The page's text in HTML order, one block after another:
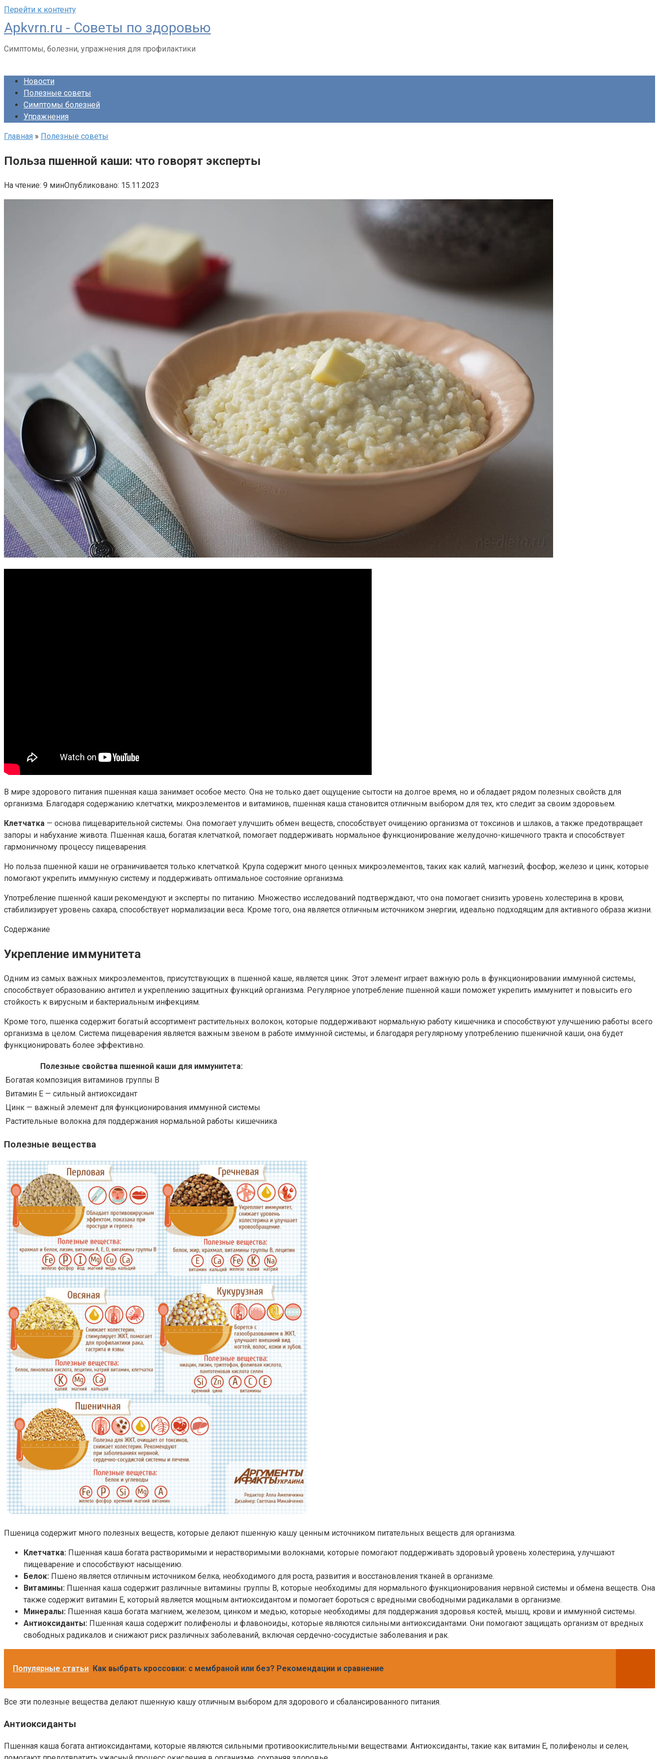
Перейти к контенту
Apkvrn.ru - Советы по здоровью
Симптомы, болезни, упражнения для профилактики
Новости
Полезные советы
Симптомы болезней
Упражнения
Главная » Полезные советы
Польза пшенной каши: что говорят эксперты
На чтение: 9 минОпубликовано: 15.11.2023
В мире здорового питания пшенная каша занимает особое место. Она не только дает ощущение сытости на долгое время, но и обладает рядом полезных свойств для
организма. Благодаря содержанию клетчатки, микроэлементов и витаминов, пшенная каша становится отличным выбором для тех, кто следит за своим здоровьем.
Клетчатка — основа пищеварительной системы. Она помогает улучшить обмен веществ, способствует очищению организма от токсинов и шлаков, а также предотвращает
запоры и набухание живота. Пшенная каша, богатая клетчаткой, помогает поддерживать нормальное функционирование желудочно-кишечного тракта и способствует
гармоничному процессу пищеварения.
Но польза пшенной каши не ограничивается только клетчаткой. Крупа содержит много ценных микроэлементов, таких как калий, магнезий, фосфор, железо и цинк, которые
помогают укрепить иммунную систему и поддерживать оптимальное состояние организма.
Употребление пшенной каши рекомендуют и эксперты по питанию. Множество исследований подтверждают, что она помогает снизить уровень холестерина в крови,
стабилизирует уровень сахара, способствует нормализации веса. Кроме того, она является отличным источником энергии, идеально подходящим для активного образа жизни.
Содержание
Укрепление иммунитета
Одним из самых важных микроэлементов, присутствующих в пшенной каше, является цинк. Этот элемент играет важную роль в функционировании иммунной системы,
способствует образованию антител и укреплению защитных функций организма. Регулярное употребление пшенной каши поможет укрепить иммунитет и повысить его
стойкость к вирусным и бактериальным инфекциям.
Кроме того, пшенка содержит богатый ассортимент растительных волокон, которые поддерживают нормальную работу кишечника и способствуют улучшению работы всего
организма в целом. Система пищеварения является важным звеном в работе иммунной системы, и благодаря регулярному употреблению пшеничной каши, она будет
функционировать более эффективно.
Полезные свойства пшенной каши для иммунитета:
Богатая композиция витаминов группы В
Витамин Е — сильный антиоксидант
Цинк — важный элемент для функционирования иммунной системы
Растительные волокна для поддержания нормальной работы кишечника
Полезные вещества
Пшеница содержит много полезных веществ, которые делают пшенную кашу ценным источником питательных веществ для организма.
Клетчатка: Пшенная каша богата растворимыми и нерастворимыми волокнами, которые помогают поддерживать здоровый уровень холестерина, улучшают
пищеварение и способствуют насыщению.
Белок: Пшено является отличным источником белка, необходимого для роста, развития и восстановления тканей в организме.
Витамины: Пшенная каша содержит различные витамины группы B, которые необходимы для нормального функционирования нервной системы и обмена веществ. Она
также содержит витамин E, который является мощным антиоксидантом и помогает бороться с вредными свободными радикалами в организме.
Минералы: Пшенная каша богата магнием, железом, цинком и медью, которые необходимы для поддержания здоровья костей, мышц, крови и иммунной системы.
Антиоксиданты: Пшенная каша содержит полифенолы и флавоноиды, которые являются сильными антиоксидантами. Они помогают защищать организм от вредных
свободных радикалов и снижают риск различных заболеваний, включая сердечно-сосудистые заболевания и рак.
Популярные статьи Как выбрать кроссовки: с мембраной или без? Рекомендации и сравнение
Все эти полезные вещества делают пшенную кашу отличным выбором для здорового и сбалансированного питания.
Антиоксиданты
Пшенная каша богата антиоксидантами, которые являются сильными противоокислительными веществами. Антиоксиданты, такие как витамин Е, полифенолы и селен,